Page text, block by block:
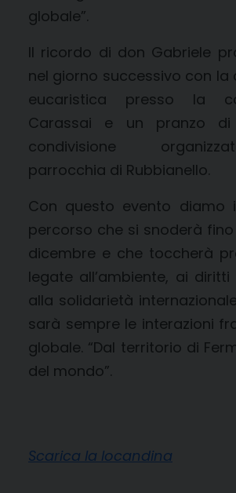
globale”.
Il ricordo di don Gabriele
nel giorno successivo con la
eucaristica presso la
Carassai e un pranzo
condivisione
parrocchia di Rubbianello.
Con questo evento diamo
percorso che si snoderà
dicembre e che toccherà
legate all’ambiente, ai
alla solidarietà
sarà sempre le interazioni
globale. “Dal territorio di
del mondo”.
Scarica la locandina